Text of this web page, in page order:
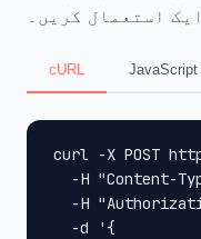
استعمال کریں۔
cURL JavaScript
curl -X POST
-H "Content-
-H
  -d '{